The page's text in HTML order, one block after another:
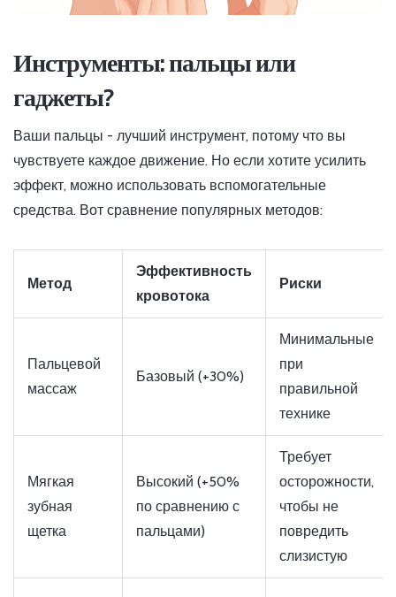
Инструменты: пальцы или
гаджеты?
Ваши пальцы - лучший инструмент, потому что вы
чувствуете каждое движение. Но если хотите усилить
эффект, можно использовать вспомогательные
средства. Вот сравнение популярных методов:
Метод
Эффективность
кровотока
Риски
Пальцевой
массаж
Базовый (+30%)
Минимальные
при
правильной
технике
Мягкая
зубная
щетка
Высокий (+50%
по сравнению с
пальцами)
Требует
осторожности,
чтобы не
повредить
слизистую